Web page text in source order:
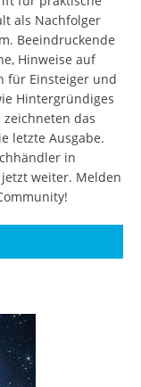
als Nachfolger
Beeindruckende
Hinweise auf
für Einsteiger und
Hintergründiges
das
letzte Ausgabe.
in
weiter. Melden